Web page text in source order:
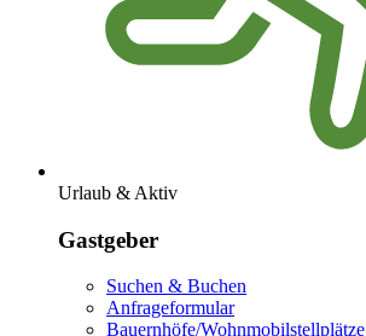
Urlaub & Aktiv
Gastgeber
Suchen & Buchen
Anfrageformular
Bauernhöfe/Wohnmobilstellplätze